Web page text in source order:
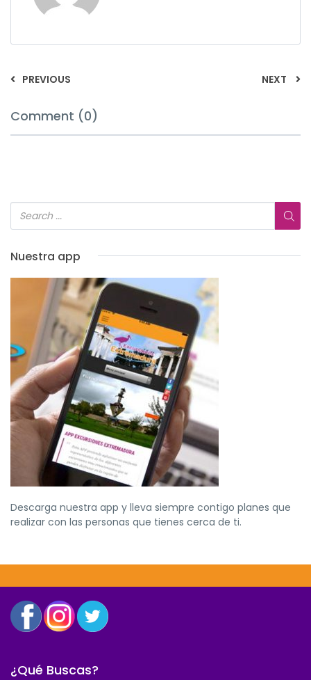
PREVIOUS NEXT
Comment (0)
Nuestra app
Descarga nuestra app y lleva siempre contigo planes que
realizar con las personas que tienes cerca de ti.
¿Qué Buscas?